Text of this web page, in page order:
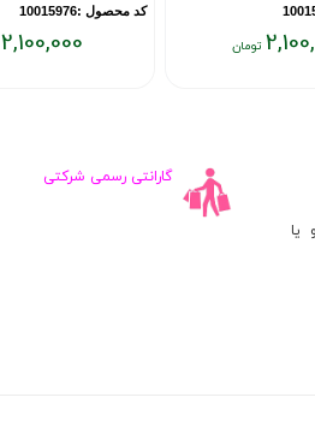
کد محصول :10015976
2,100,000
یا
گارانتی رسمی شرکتی